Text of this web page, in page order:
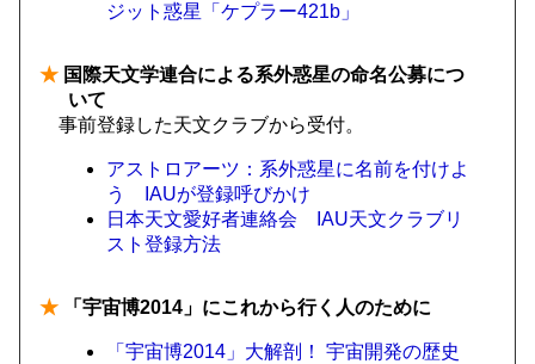
ジット惑星「ケプラー421b」
★ 国際天文学連合による系外惑星の命名公募につ
いて
事前登録した天文クラブから受付。
アストロアーツ：系外惑星に名前を付けよ
う IAUが登録呼びかけ
日本天文愛好者連絡会 IAU天文クラブリ
スト登録方法
★ 「宇宙博2014」にこれから行く人のために
「宇宙博2014」大解剖！ 宇宙開発の歴史